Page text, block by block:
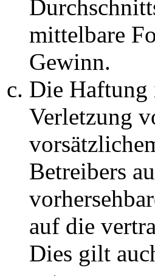
mittelbare
Gewinn.
Die Haftung
Verletzung
Betreibers
auf die
Dies gilt